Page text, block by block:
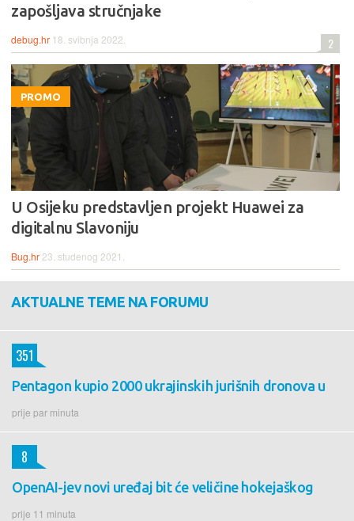
zapošljava stručnjake
debug.hr 18. svibnja 2022. 2
PROMO
U Osijeku predstavljen projekt Huawei za
digitalnu Slavoniju
Bug.hr 23. studenog 2021.
AKTUALNE TEME NA FORUMU
Pentagon kupio 2000 ukrajinskih jurišnih dronova u
prije par minuta
351
OpenAI-jev novi uređaj bit će veličine hokejaškog
prije 11 minuta
8